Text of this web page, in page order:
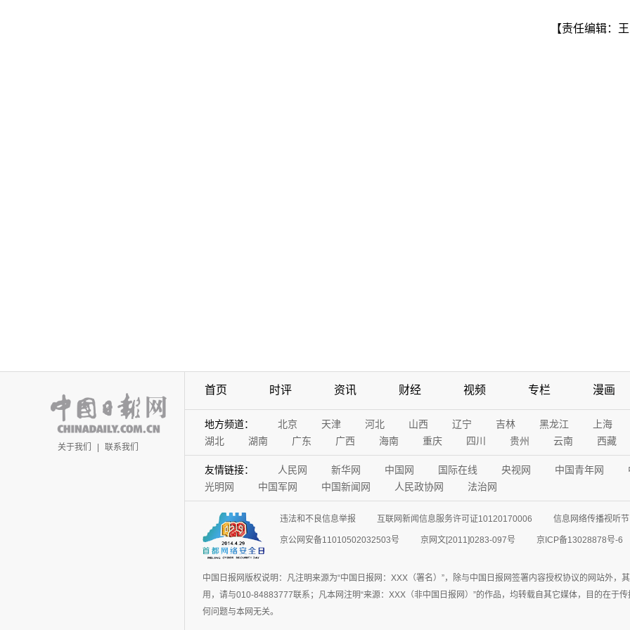
【责任编辑：
关于我们 | 联系我们
首页 时评 资讯 财经 视频 专栏 漫画
地方频道： 北京 天津 河北 山西 辽宁 吉林 黑龙江
上海
湖北
湖南 广东 广西 海南 重庆 四川 贵州 云南 西藏
友情链接： 人民网 新华网 中国网 国际在线 央视网 中国青年网
光明网
中国军网 中国新闻网 人民政协网 法治网
违法和不良信息举报 互联网新闻信息服务许可证10120170006 信息网络传播视听
京公网安备11010502032503号 京网文[2011]0283-097号 京ICP备13028878号-6
中国日报网版权说明：凡注明来源为“中国日报网：XXX（署名）”，除与中国日报网签署内容授权协议的网站外
用，请与010-84883777联系；凡本网注明“来源：XXX（非中国日报网）”的作品，均转载自其它媒体，目的在于
何问题与本网无关。